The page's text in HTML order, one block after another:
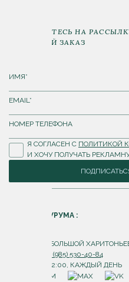
ПОДПИШИТЕСЬ НА
НА ПЕРВЫЙ ЗАКАЗ
Я СОГЛАСЕН С ПОЛИТИКОЙ
И ХОЧУ ПОЛУЧАТЬ
АДРЕС ШОУРУМА :
Г. МОСКВА, БОЛЬШОЙ
+7 (985) 530-40-84
С 10:00 ДО 22:00, КАЖДЫЙ ДЕНЬ